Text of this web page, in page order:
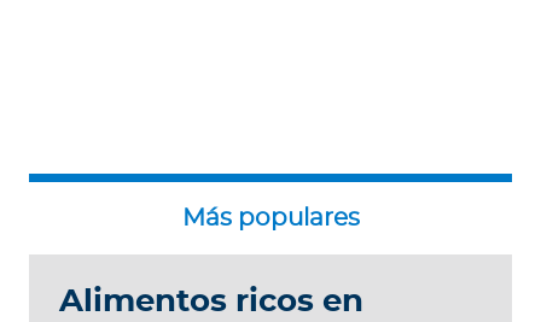
Alimentos ricos en